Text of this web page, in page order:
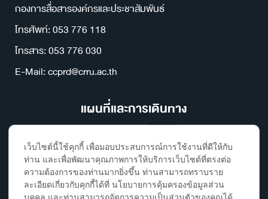
กองการสื่อสารองค์กรและประชาสัมพันธ์
โทรศัพท์: 053 776 118
โทรสาร: 053 776 030
E-Mail: ccprd@crru.ac.th
แผนที่และการเดินทาง
เว็บไซต์นี้ใช้คุกกี้ เพื่อมอบประสบการณ์การใช้งานที่ดีให้กับ
ท่าน และเพื่อพัฒนาคุณภาพการให้บริการเว็บไซต์ที่ตรงต่อ
ความต้องการของท่านมากยิ่งขึ้น ท่านสามารถทราบราย
ละเอียดเกี่ยวกับคุกกี้ได้ที่ นโยบายการคุ้มครองข้อมูลส่วน
บุคคล และท่านสามารถจัดการความเป็นส่วนตัวของคุณได้